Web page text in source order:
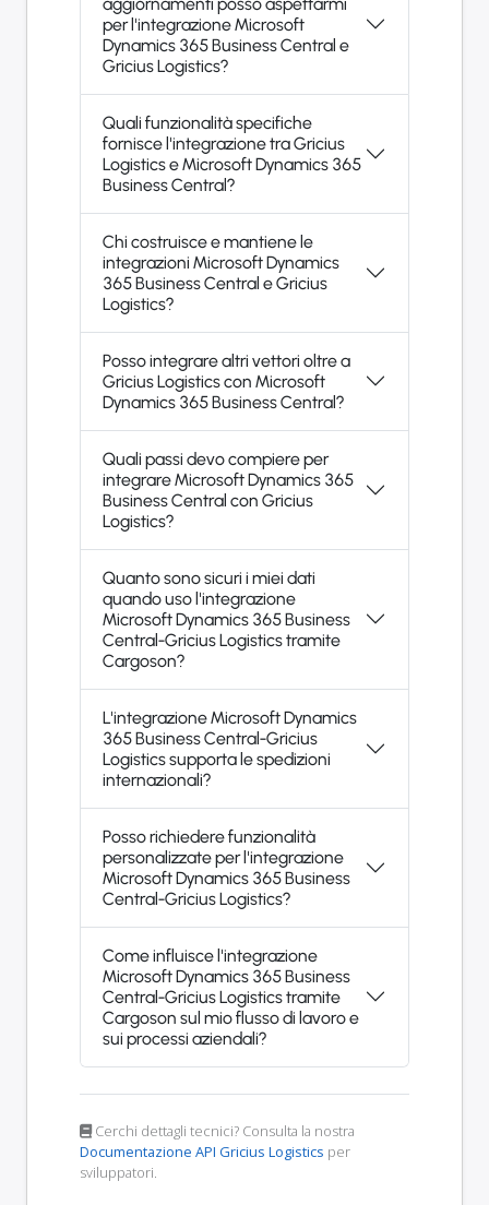
per l'integrazione Microsoft
Dynamics 365 Business Central e
Gricius Logistics?
Quali funzionalità specifiche
fornisce l'integrazione tra Gricius
Logistics e Microsoft Dynamics 365
Business Central?
Chi costruisce e mantiene le
integrazioni Microsoft Dynamics
365 Business Central e Gricius
Logistics?
Posso integrare altri vettori oltre a
Gricius Logistics con Microsoft
Dynamics 365 Business Central?
Quali passi devo compiere per
integrare Microsoft Dynamics 365
Business Central con Gricius
Logistics?
Quanto sono sicuri i miei dati
quando uso l'integrazione
Microsoft Dynamics 365 Business
Central-Gricius Logistics tramite
Cargoson?
L'integrazione Microsoft Dynamics
365 Business Central-Gricius
Logistics supporta le spedizioni
internazionali?
Posso richiedere funzionalità
personalizzate per l'integrazione
Microsoft Dynamics 365 Business
Central-Gricius Logistics?
Come influisce l'integrazione
Microsoft Dynamics 365 Business
Central-Gricius Logistics tramite
Cargoson sul mio flusso di lavoro e
sui processi aziendali?
Cerchi dettagli tecnici? Consulta la nostra
Documentazione API Gricius Logistics per
sviluppatori.